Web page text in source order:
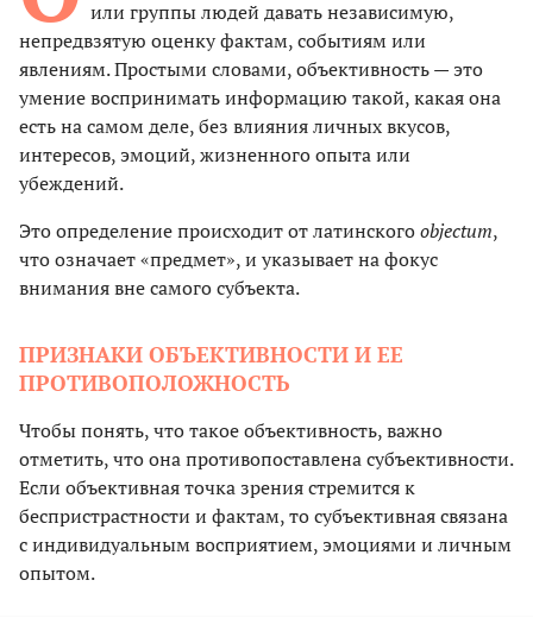
или группы людей давать независимую,
непредвзятую оценку фактам, событиям или
явлениям. Простыми словами, объективность — это
умение воспринимать информацию такой, какая она
есть на самом деле, без влияния личных вкусов,
интересов, эмоций, жизненного опыта или
убеждений.
Это определение происходит от латинскогоobjectum,
что означает «предмет», и указывает на фокус
внимания вне самого субъекта.
ПРИЗНАКИ ОБЪЕКТИВНОСТИ И ЕЕ
ПРОТИВОПОЛОЖНОСТЬ
Чтобы понять, что такое объективность, важно
отметить, что она противопоставлена субъективности.
Если объективная точка зрения стремится к
беспристрастности и фактам, то субъективная связана
с индивидуальным восприятием, эмоциями и личным
опытом.